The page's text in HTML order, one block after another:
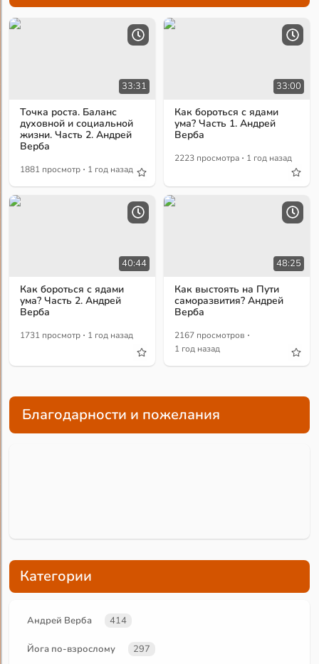
33:31
Точка роста. Баланс
духовной и социальной
жизни. Часть 2. Андрей
Верба
1881 просмотр · 1 год назад
33:00
Как бороться с ядами
ума? Часть 1. Андрей
Верба
2223 просмотра · 1 год назад
40:44
Как бороться с ядами
ума? Часть 2. Андрей
Верба
1731 просмотр · 1 год назад
48:25
Как выстоять на Пути
саморазвития? Андрей
Верба
2167 просмотров ·
1 год назад
Благодарности и пожелания
Категории
Андрей Верба 414
Йога по-взрослому 297